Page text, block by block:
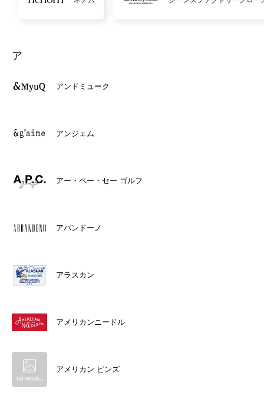
ア
アンドミューク
アンジェム
アー・ペー・セー ゴルフ
アバンドーノ
アラスカン
アメリカンニードル
アメリカン ピンズ